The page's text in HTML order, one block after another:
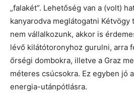
„falakét”. Lehetőség van a (volt)
kanyarodva meglátogatni
nem vállalkozunk, akkor is
lévő kilátótoronyhoz gurulni, arra
őrségi dombokra, illetve a Graz
méteres csúcsokra. Ez egyben jó
energia-utánpótlásra.